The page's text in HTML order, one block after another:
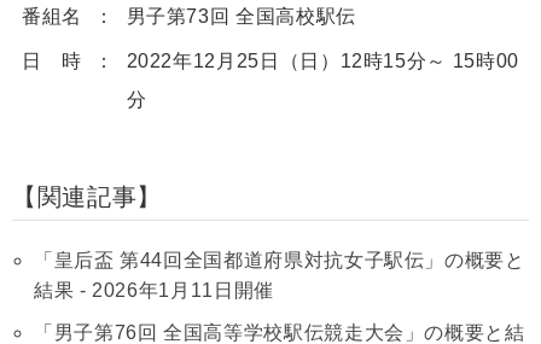
番組名 男子第73回 全国高校駅伝
日 時
2022年12月25日（日）12時15分～ 15時00
分
関連記事
「皇后盃 第44回全国都道府県対抗女子駅伝」の概要と
結果 - 2026年1月11日開催
「男子第76回 全国高等学校駅伝競走大会」の概要と結